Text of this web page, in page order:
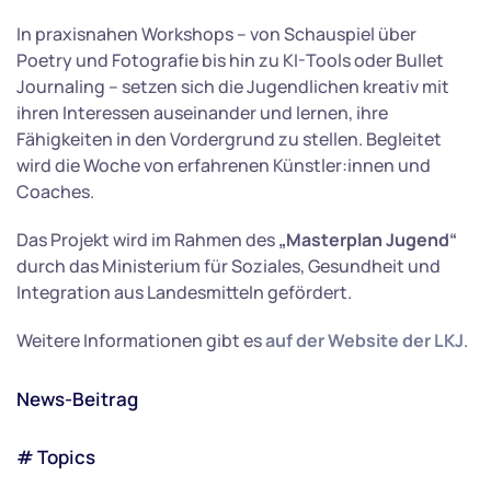
# Topics
In praxisnahen Workshops – von Schauspiel über
Poetry und Fotografie bis hin zu KI-Tools oder Bullet
Journaling – setzen sich die Jugendlichen kreativ mit
ihren Interessen auseinander und lernen, ihre
Fähigkeiten in den Vordergrund zu stellen. Begleitet
wird die Woche von erfahrenen Künstler:innen und
Coaches.
Das Projekt wird im Rahmen des„Masterplan Jugend“
durch das Ministerium für Soziales, Gesundheit und
Integration aus Landesmitteln gefördert.
Weitere Informationen gibt esauf der Website der LKJ.
News-Beitrag